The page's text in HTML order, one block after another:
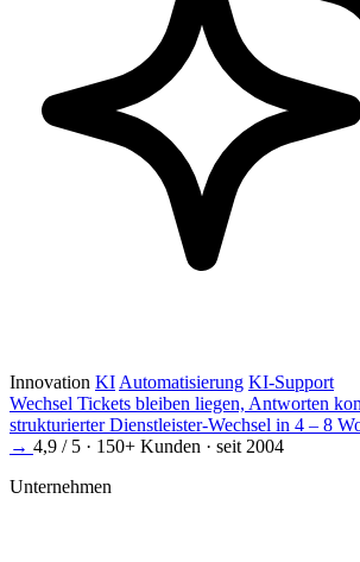
Innovation KI Automatisierung KI-Support
Wechsel Tickets bleiben liegen, Antworten
strukturierter Dienstleister-Wechsel in 4 – 8
→ 4,9 / 5 · 150+ Kunden · seit 2004
Unternehmen